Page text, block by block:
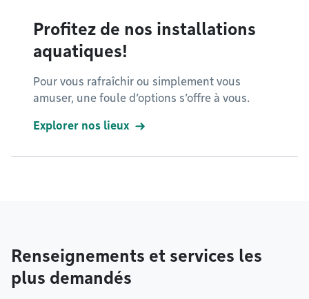
Profitez de nos installations
aquatiques!
Pour vous rafraîchir ou simplement vous
amuser, une foule d’options s’offre à vous.
Explorer nos lieux
Renseignements et services les
plus demandés